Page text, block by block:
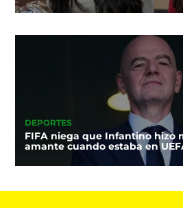
DEPORTES
FIFA niega que Infantino hizo
amante cuando estaba en